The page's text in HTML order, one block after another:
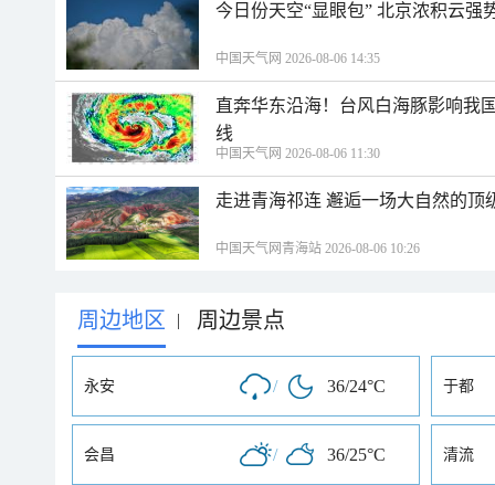
今日份天空“显眼包” 北京浓积云强
中国天气网 2026-08-06 14:35
直奔华东沿海！台风白海豚影响我
线
中国天气网 2026-08-06 11:30
走进青海祁连 邂逅一场大自然的顶
中国天气网青海站 2026-08-06 10:26
周边地区 | 周边景点
永安 / 36/24°C 于都
会昌 / 36/25°C 清流